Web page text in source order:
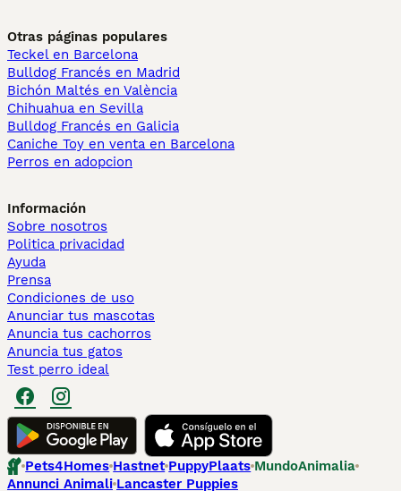
Otras páginas populares
Teckel en Barcelona
Bulldog Francés en Madrid
Bichón Maltés en València
Chihuahua en Sevilla
Bulldog Francés en Galicia
Caniche Toy en venta en Barcelona
Perros en adopcion
Información
Sobre nosotros
Politica privacidad
Ayuda
Prensa
Condiciones de uso
Anunciar tus mascotas
Anuncia tus cachorros
Anuncia tus gatos
Test perro ideal
Pets4Homes Hastnet PuppyPlaats MundoAnimalia
Annunci Animali Lancaster Puppies